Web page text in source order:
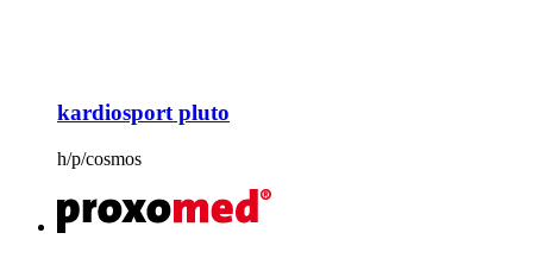
kardiosport pluto
h/p/cosmos